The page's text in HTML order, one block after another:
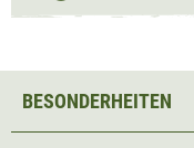
BESONDERHEITEN